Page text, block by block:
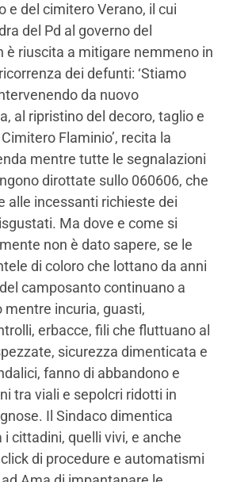
e del cimitero Verano, il cui
del Pd al governo del
è riuscita a mitigare nemmeno in
dei defunti: ‘Stiamo
da nuovo
al ripristino del decoro, taglio e
Flaminio’, recita la
mentre tutte le segnalazioni
dirottate sullo 060606, che
alle incessanti richieste dei
Ma dove e come si
non è dato sapere, se le
di coloro che lottano da anni
camposanto continuano a
mentre incuria, guasti,
erbacce, fili che fluttuano al
sicurezza dimenticata e
fanno di abbandono e
tra viali e sepolcri ridotti in
Il Sindaco dimentica
i cittadini, quelli vivi, e anche
di procedure e automatismi